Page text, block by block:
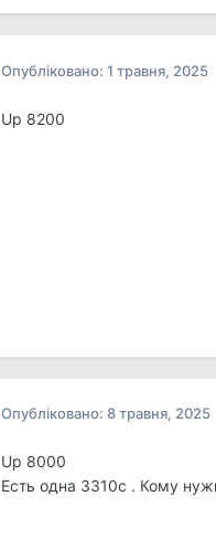
Опубліковано: 1 травня, 2025
Up 8200
Опубліковано: 8 травня, 2025
Up 8000
Есть одна 3310с . Кому